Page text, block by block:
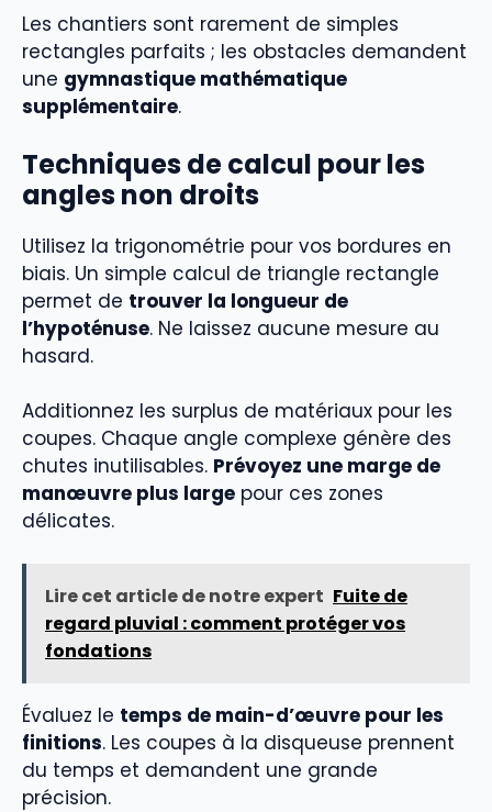
Les chantiers sont rarement de simples
rectangles parfaits ; les obstacles demandent
une gymnastique mathématique
supplémentaire.
Techniques de calcul pour les
angles non droits
Utilisez la trigonométrie pour vos bordures en
biais. Un simple calcul de triangle rectangle
permet de trouver la longueur de
l’hypoténuse. Ne laissez aucune mesure au
hasard.
Additionnez les surplus de matériaux pour les
coupes. Chaque angle complexe génère des
chutes inutilisables. Prévoyez une marge de
manœuvre plus large pour ces zones
délicates.
Lire cet article de notre expert Fuite de
regard pluvial : comment protéger vos
fondations
Évaluez le temps de main-d’œuvre pour les
finitions. Les coupes à la disqueuse prennent
du temps et demandent une grande
précision.